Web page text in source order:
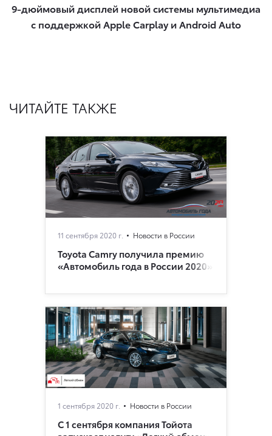
9-дюймовый дисплей новой системы мультимедиа
с поддержкой Apple Carplay и Android Auto​
ЧИТАЙТЕ ТАКЖЕ
11 сентября 2020 г. Новости в России
Toyota Camry получила премию
«Автомобиль года в России 2020»
1 сентября 2020 г. Новости в России
С 1 сентября компания Тойота